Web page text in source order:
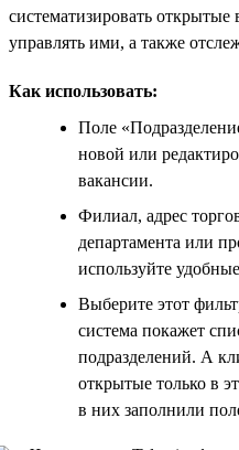
систематизировать
управлять ими, а также
Как использовать:
Поле
новой или
вакансии.
Филиал, адрес
департамента или
используйте
Выберите этот
система покажет
подразделений. А
открытые только в
в них заполнили